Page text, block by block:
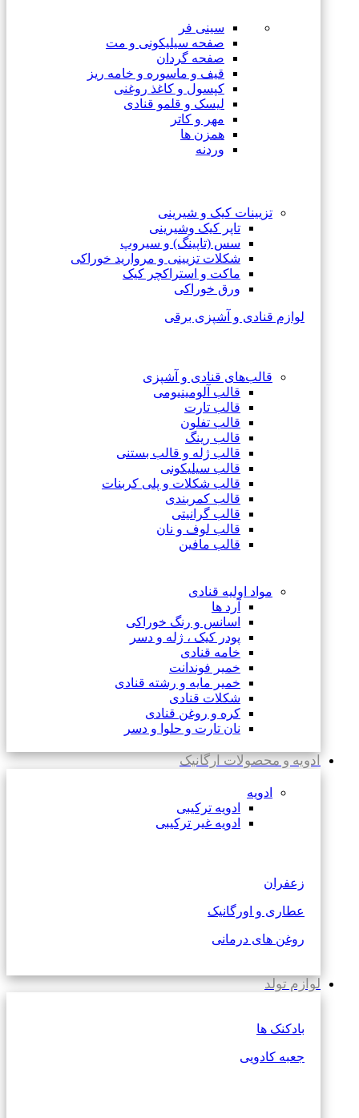
سینی فر
صفحه سیلیکونی و مت
صفحه گردان
قیف و ماسوره و خامه ریز
کپسول و کاغذ روغنی
لیسک و قلمو قنادی
مهر و کاتر
همزن ها
وردنه
تزیینات کیک و شیرینی
تاپر کیک وشیرینی
سس (تاپینگ) و سیروپ
شکلات تزیینی و مروارید خوراکی
ماکت و استراکچر کیک
ورق خوراکی
لوازم قنادی و آشپزی برقی
قالب‌های قنادی و آشپزی
قالب آلومینیومی
قالب تارت
قالب تفلون
قالب رینگ
قالب ژله و قالب بستنی
قالب سیلیکونی
قالب شکلات و پلی کربنات
قالب کمربندی
قالب گرانیتی
قالب لوف و نان
قالب مافین
مواد اولیه قنادی
آرد ها
اسانس و رنگ خوراکی
پودر کیک ، ژله و دسر
خامه قنادی
خمیر فوندانت
خمیر مایه و رشته قنادی
شکلات قنادی
کره و روغن قنادی
نان تارت و حلوا و دسر
ادویه و محصولات ارگانیک
ادویه
ادویه ترکیبی
ادویه غیر ترکیبی
زعفران
عطاری و اورگانیک
روغن های درمانی
لوازم تولد
بادکنک ها
جعبه کادویی